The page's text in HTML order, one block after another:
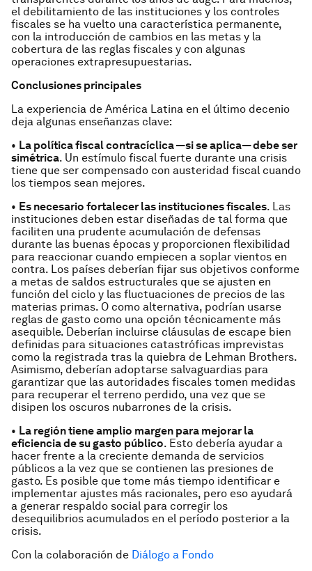
el debilitamiento de las instituciones y los controles
fiscales se ha vuelto una característica permanente,
con la introducción de cambios en las metas y la
cobertura de las reglas fiscales y con algunas
operaciones extrapresupuestarias.
Conclusiones principales
La experiencia de América Latina en el último decenio
deja algunas enseñanzas clave:
• La política fiscal contracíclica —si se aplica— debe ser
simétrica. Un estímulo fiscal fuerte durante una crisis
tiene que ser compensado con austeridad fiscal cuando
los tiempos sean mejores.
• Es necesario fortalecer las instituciones fiscales. Las
instituciones deben estar diseñadas de tal forma que
faciliten una prudente acumulación de defensas
durante las buenas épocas y proporcionen flexibilidad
para reaccionar cuando empiecen a soplar vientos en
contra. Los países deberían fijar sus objetivos conforme
a metas de saldos estructurales que se ajusten en
función del ciclo y las fluctuaciones de precios de las
materias primas. O como alternativa, podrían usarse
reglas de gasto como una opción técnicamente más
asequible. Deberían incluirse cláusulas de escape bien
definidas para situaciones catastróficas imprevistas
como la registrada tras la quiebra de Lehman Brothers.
Asimismo, deberían adoptarse salvaguardias para
garantizar que las autoridades fiscales tomen medidas
para recuperar el terreno perdido, una vez que se
disipen los oscuros nubarrones de la crisis.
• La región tiene amplio margen para mejorar la
eficiencia de su gasto público. Esto debería ayudar a
hacer frente a la creciente demanda de servicios
públicos a la vez que se contienen las presiones de
gasto. Es posible que tome más tiempo identificar e
implementar ajustes más racionales, pero eso ayudará
a generar respaldo social para corregir los
desequilibrios acumulados en el período posterior a la
crisis.
Con la colaboración de Diálogo a Fondo